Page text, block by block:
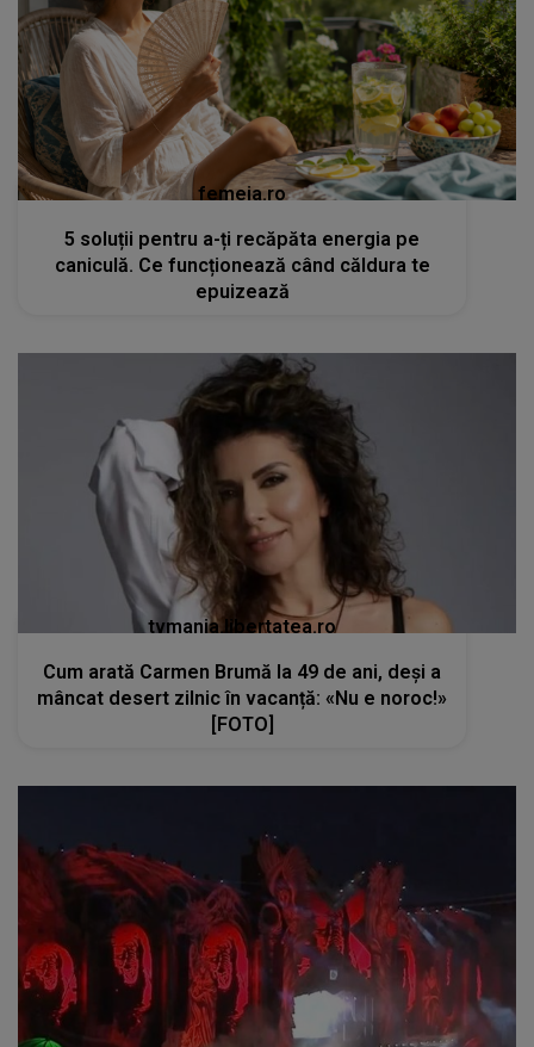
femeia.ro
5 soluții pentru a-ți recăpăta energia pe
caniculă. Ce funcționează când căldura te
epuizează
tvmania.libertatea.ro
Cum arată Carmen Brumă la 49 de ani, deși a
mâncat desert zilnic în vacanță: «Nu e noroc!»
[FOTO]